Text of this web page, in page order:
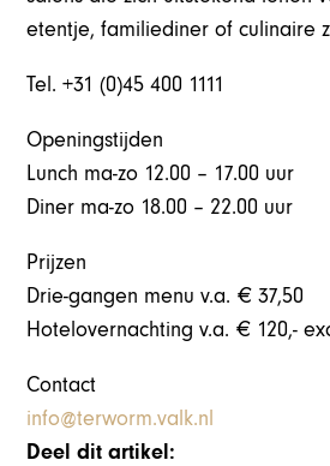
etentje, familiediner of culinaire
Tel. +31 (0)45 400 1111
Openingstijden
Lunch ma-zo 12.00 – 17.00 uur
Diner ma-zo 18.00 – 22.00 uur
Prijzen
Drie-gangen menu v.a. € 37,50
Hotelovernachting v.a. € 120,-
Contact
info@terworm.valk.nl
Deel dit artikel: